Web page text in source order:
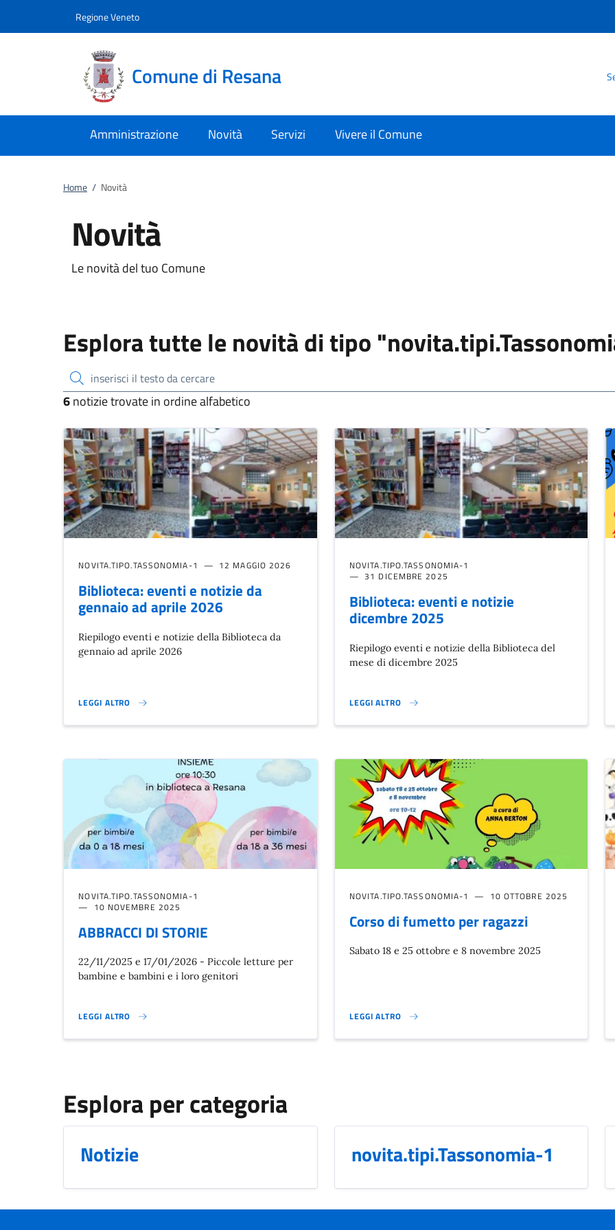
Regione Veneto
Comune di Resana
Amministrazione Novità Servizi Vivere il Comune
Home / Novità
Novità
Le novità del tuo Comune
Esplora tutte le novità di tipo
inserisci il testo da cercare
6notizie trovate in ordine alfabetico
NOVITA.TIPO.TASSONOMIA-1 12 MAGGIO 2026
Biblioteca: eventi e notizie da
gennaio ad aprile 2026
Riepilogo eventi e notizie della Biblioteca da
gennaio ad aprile 2026
LEGGI ALTRO
BIBLIOTECA: EVENTI E NOTIZIE DA GENNAIO AD APRILE 2026}
NOVITA.TIPO.TASSONOMIA-1
31 DICEMBRE 2025
Biblioteca: eventi e notizie
dicembre 2025
Riepilogo eventi e notizie della Biblioteca del
mese di dicembre 2025
LEGGI ALTRO
BIBLIOTECA: EVENTI E NOTIZIE DICEMBRE 2025}
NOVITA.TIPO.TASSONOMIA-1
10 NOVEMBRE 2025
ABBRACCI DI STORIE
22/11/2025 e 17/01/2026 - Piccole letture per
bambine e bambini e i loro genitori
LEGGI ALTRO
ABBRACCI DI STORIE}
NOVITA.TIPO.TASSONOMIA-1 10 OTTOBRE 2025
Corso di fumetto per ragazzi
Sabato 18 e 25 ottobre e 8 novembre 2025
LEGGI ALTRO
CORSO DI FUMETTO PER RAGAZZI}
Esplora per categoria
Notizie novita.tipi.Tassonomia-1